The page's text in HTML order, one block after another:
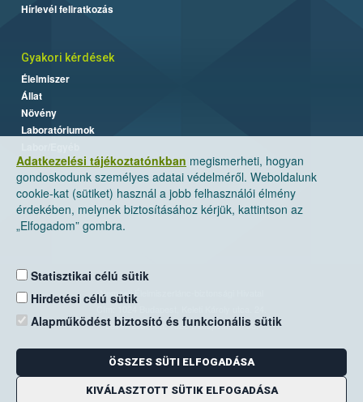
Adatkezelési tájékoztatónkban megismerheti, hogyan
gondoskodunk személyes adatai védelméről. Weboldalunk
cookie-kat (sütiket) használ a jobb felhasználói élmény
érdekében, melynek biztosításához kérjük, kattintson az
„Elfogadom” gombra.
Statisztikai célú sütik
Hirdetési célú sütik
Alapműködést biztosító és funkcionális sütik
ÖSSZES SÜTI ELFOGADÁSA
KIVÁLASZTOTT SÜTIK ELFOGADÁSA
Hírlevél feliratkozás
Gyakori kérdések
Élelmiszer
Állat
Növény
Laboratóriumok
Nemzeti Élelmiszerlánc-biztonsági Hivatal
Levelezési cím: 1525 Budapest. Pf. 30.
E-mail:ugyfelszolgalat@nebih.gov.hu
Zöld szám: 06-80/263-244